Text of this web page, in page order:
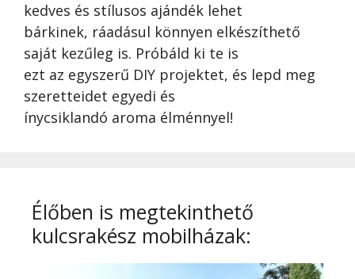
kedves és stílusos ajándék lehet
bárkinek, ráadásul könnyen elkészíthető
saját kezűleg is. Próbáld ki te is
ezt az egyszerű DIY projektet, és lepd meg
szeretteidet egyedi és
ínycsiklandó aroma élménnyel!
Élőben is megtekinthető
kulcsrakész mobilházak: